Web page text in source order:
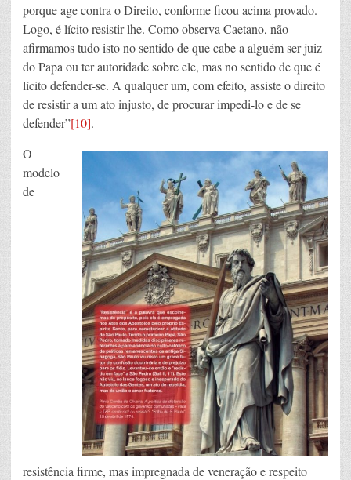
porque age contra o Direito, conforme ficou acima provado.
Logo, é lícito resistir-lhe. Como observa Caetano, não
afirmamos tudo isto no sentido de que cabe a alguém ser juiz
do Papa ou ter autoridade sobre ele, mas no sentido de que é
lícito defender-se. A qualquer um, com efeito, assiste o direito
de resistir a um ato injusto, de procurar impedi-lo e de se
defender”[10].
O
modelo
de
resistência firme, mas impregnada de veneração e respeito